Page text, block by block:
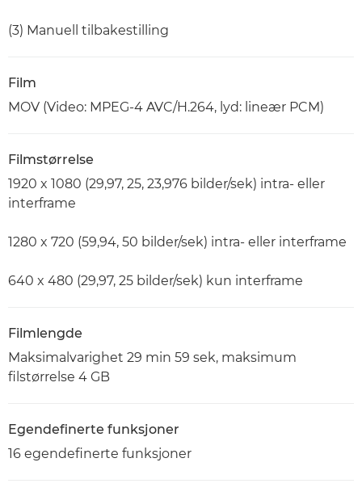
(3) Manuell tilbakestilling
Film
MOV (Video: MPEG-4 AVC/H.264, lyd: lineær PCM)
Filmstørrelse
1920 x 1080 (29,97, 25, 23,976 bilder/sek) intra- eller
interframe
1280 x 720 (59,94, 50 bilder/sek) intra- eller interframe
640 x 480 (29,97, 25 bilder/sek) kun interframe
Filmlengde
Maksimalvarighet 29 min 59 sek, maksimum
filstørrelse 4 GB
Egendefinerte funksjoner
16 egendefinerte funksjoner